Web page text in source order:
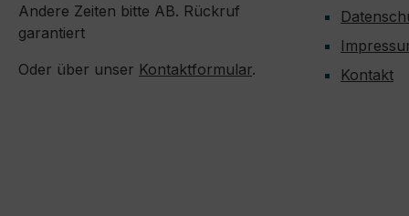
Andere Zeiten bitte AB. Rückruf
garantiert
Oder über unser Kontaktformular.
Kontakt